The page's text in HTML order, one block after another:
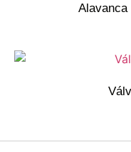
Alavanca